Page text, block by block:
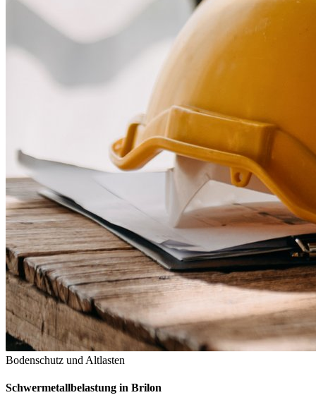
Bodenschutz und Altlasten
Schwermetallbelastung in Brilon